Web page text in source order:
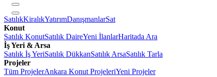
SatılıkKiralıkYatırımDanışmanlarSat
Konut
Satılık KonutSatılık DaireYeni İlanlarHaritada Ara
İş Yeri & Arsa
Satılık İş YeriSatılık DükkanSatılık ArsaSatılık Tarla
Projeler
Tüm ProjelerAnkara Konut ProjeleriYeni Projeler